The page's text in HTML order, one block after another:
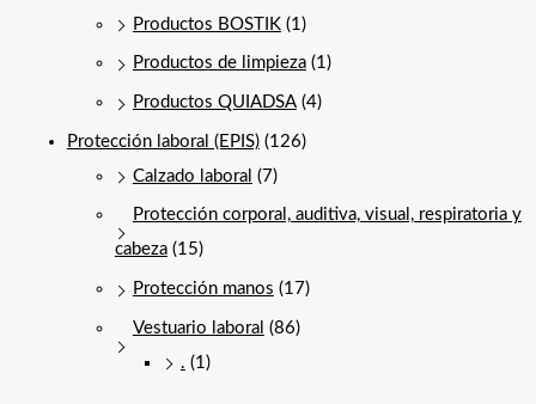
Productos BOSTIK (1)
Productos de limpieza (1)
Productos QUIADSA (4)
Protección laboral (EPIS) (126)
Calzado laboral (7)
Protección corporal, auditiva, visual, respiratoria y
cabeza (15)
Protección manos (17)
Vestuario laboral (86)
. (1)